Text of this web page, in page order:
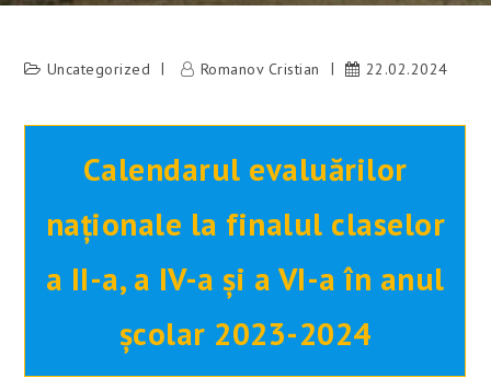
Uncategorized Romanov Cristian 22.02.2024
Calendarul evaluărilor
naționale la finalul claselor
a II-a, a IV-a și a VI-a în anul
școlar 2023-2024